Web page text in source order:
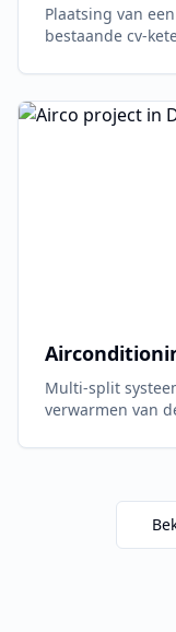
Plaatsing van
bestaande cv-
Multi-split
verwarmen van